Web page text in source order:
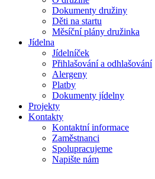
Dokumenty družiny
Děti na startu
Měsíční plány družinka
Jídelna
Jídelníček
Přihlašování a odhlašování
Alergeny
Platby
Dokumenty jídelny
Projekty
Kontakty
Kontaktní informace
Zaměstnanci
Spolupracujeme
Napište nám